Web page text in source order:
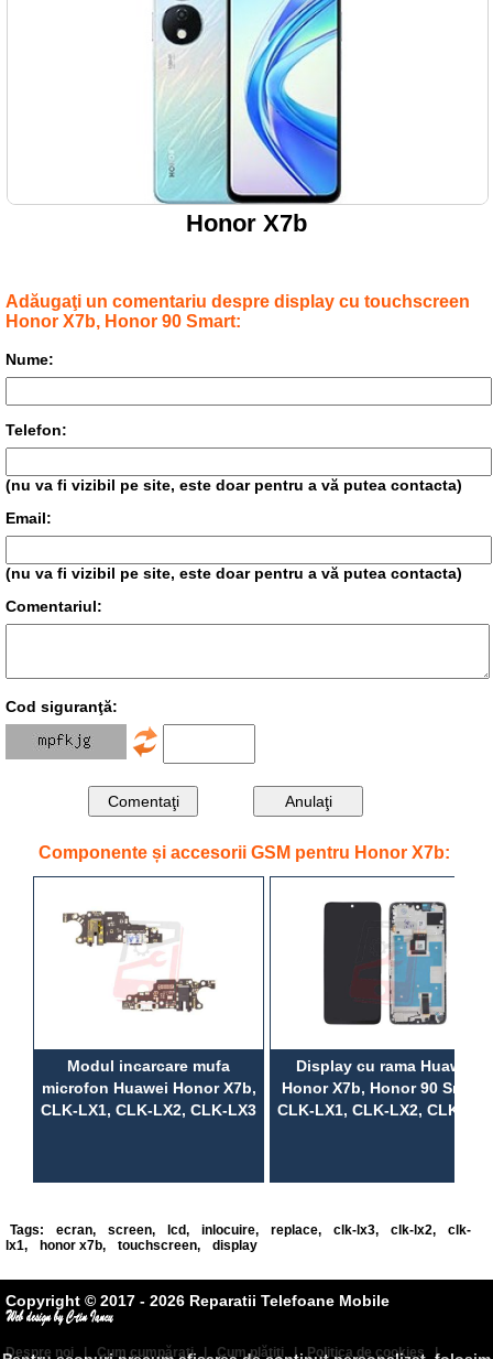
Honor X7b
Adăugaţi un comentariu despre display cu touchscreen
Honor X7b, Honor 90 Smart:
Nume:
Telefon:
(nu va fi vizibil pe site, este doar pentru a vă putea contacta)
Email:
(nu va fi vizibil pe site, este doar pentru a vă putea contacta)
Comentariul:
Cod siguranţă:
Componente și accesorii GSM pentru Honor X7b:
Modul incarcare mufa
microfon Huawei Honor X7b,
CLK-LX1, CLK-LX2, CLK-LX3
Display cu rama Huawei
Honor X7b, Honor 90 Smart,
CLK-LX1, CLK-LX2, CLK-LX3
Tags: ecran, screen, lcd, inlocuire, replace, clk-lx3, clk-lx2,
clk-
lx1, honor x7b, touchscreen, display
Copyright © 2017 - 2026 Reparatii Telefoane Mobile
Despre noi Cum cumpăraţi Cum plătiţi | Politica de cookies |